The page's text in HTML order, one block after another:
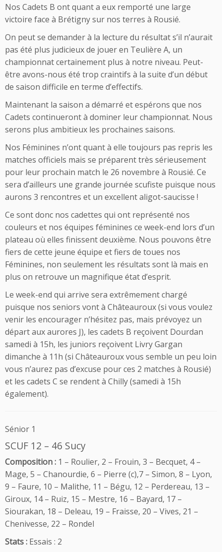
Nos Cadets B ont quant a eux remporté une large
victoire face à Brétigny sur nos terres à Rousié.
On peut se demander à la lecture du résultat s’il n’aurait
pas été plus judicieux de jouer en Teulière A, un
championnat certainement plus à notre niveau. Peut-
être avons-nous été trop craintifs à la suite d’un début
de saison difficile en terme d’effectifs.
Maintenant la saison a démarré et espérons que nos
Cadets continueront à dominer leur championnat. Nous
serons plus ambitieux les prochaines saisons.
Nos Féminines n’ont quant à elle toujours pas repris les
matches officiels mais se préparent très sérieusement
pour leur prochain match le 26 novembre à Rousié. Ce
sera d’ailleurs une grande journée scufiste puisque nous
aurons 3 rencontres et un excellent aligot-saucisse !
Ce sont donc nos cadettes qui ont représenté nos
couleurs et nos équipes féminines ce week-end lors d’un
plateau où elles finissent deuxième. Nous pouvons être
fiers de cette jeune équipe et fiers de toues nos
Féminines, non seulement les résultats sont là mais en
plus on retrouve un magnifique état d’esprit.
Le week-end qui arrive sera extrêmement chargé
puisque nos seniors vont à Châteauroux (si vous voulez
venir les encourager n’hésitez pas, mais prévoyez un
départ aux aurores J), les cadets B reçoivent Dourdan
samedi à 15h, les juniors reçoivent Livry Gargan
dimanche à 11h (si Châteauroux vous semble un peu loin
vous n’aurez pas d’excuse pour ces 2 matches à Rousié)
et les cadets C se rendent à Chilly (samedi à 15h
également).
Sénior 1
SCUF 12 – 46 Sucy
Composition : 1 – Roulier, 2 – Frouin, 3 – Becquet, 4 –
Mage, 5 – Chanourdie, 6 – Pierre (c),7 – Simon, 8 – Lyon,
9 – Faure, 10 – Malithe, 11 – Bégu, 12 – Perdereau, 13 –
Giroux, 14 – Ruiz, 15 – Mestre, 16 – Bayard, 17 –
Siourakan, 18 – Deleau, 19 – Fraisse, 20 – Vives, 21 –
Chenivesse, 22 – Rondel
Stats : Essais : 2